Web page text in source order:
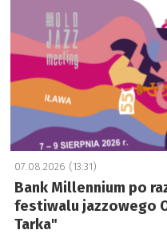
07.08.2026 (13:31)
Bank Millennium po
festiwalu jazzowego
Tarka"